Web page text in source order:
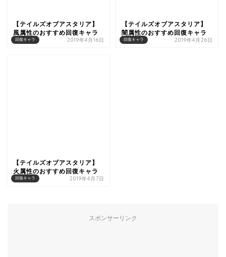
回復キャラ
【テイルズオブアスタリア】
風属性のおすすめ回復キャラ
2019年4月16日 回復キャラ
【テイルズオブアスタリア】
闇属性のおすすめ回復キャラ
2019年4月26日
回復キャラ
【テイルズオブアスタリア】
火属性のおすすめ回復キャラ
2019年4月7日
スポンサーリンク